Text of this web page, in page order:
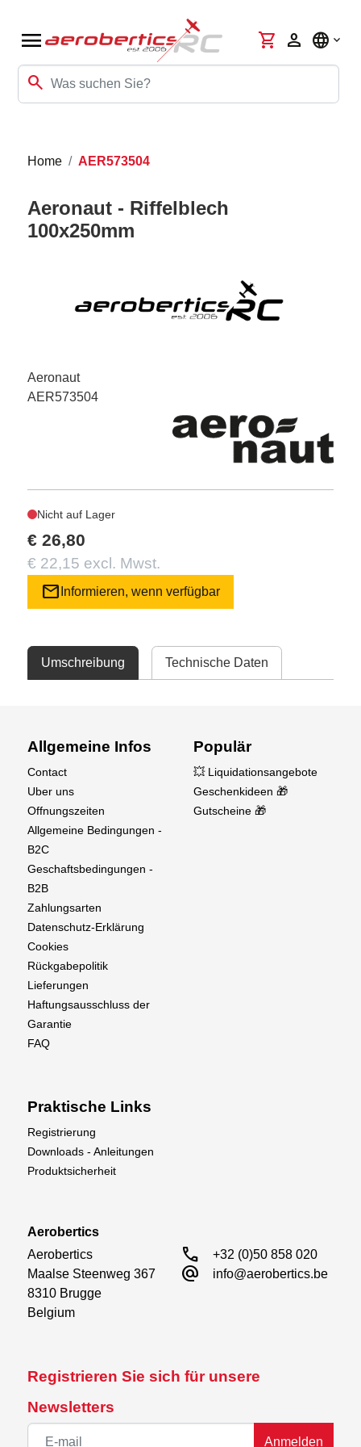
menu
search
shopping_cart person language
Home AER573504
Aeronaut - Riffelblech
100x250mm
Aeronaut
AER573504
Nicht auf Lager
€ 26,80
€ 22,15 excl. Mwst.
mail Informieren, wenn verfügbar
Umschreibung Technische Daten
Registrieren Sie sich für unsere
Newsletters
Anmelden
Allgemeine Infos
Contact
Uber uns
Offnungszeiten
Allgemeine Bedingungen -
B2C
Geschaftsbedingungen -
B2B
Zahlungsarten
Datenschutz-Erklärung
Cookies
Rückgabepolitik
Lieferungen
Haftungsausschluss der
Garantie
FAQ
Populär
💥 Liquidationsangebote
Geschenkideen 🎁
Gutscheine 🎁
Praktische Links
Registrierung
Downloads - Anleitungen
Produktsicherheit
Aerobertics
Aerobertics
Maalse Steenweg 367
8310 Brugge
Belgium
call +32 (0)50 858 020
alternate_email info@aerobertics.be